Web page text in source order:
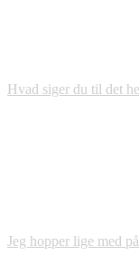
Hvad siger du til det
Jeg hopper lige med